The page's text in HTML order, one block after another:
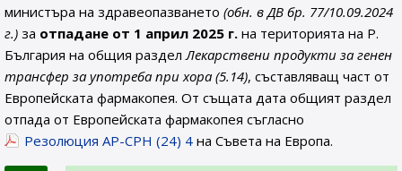
министъра на здравеопазването (обн. в ДВ бр. 77/10.09.2024
г.) за отпадане от 1 април 2025 г. на територията на Р.
България на общия разделЛекарствени продукти за генен
трансфер за употреба при хора (5.14), съставляващ част от
Европейската фармакопея. От същата дата общият раздел
отпада от Европейската фармакопея съгласно
Резолюция AP-CPH (24) 4 на Съвета на Европа.